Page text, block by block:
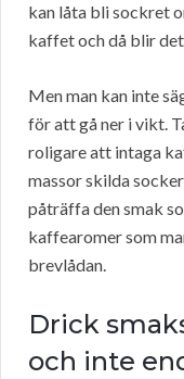
kan låta bli sockret
kaffet och då blir
Men man kan inte
för att gå ner i vikt.
roligare att intaga
massor skilda
påträffa den smak
kaffearomer som
brevlådan.
Drick
och inte